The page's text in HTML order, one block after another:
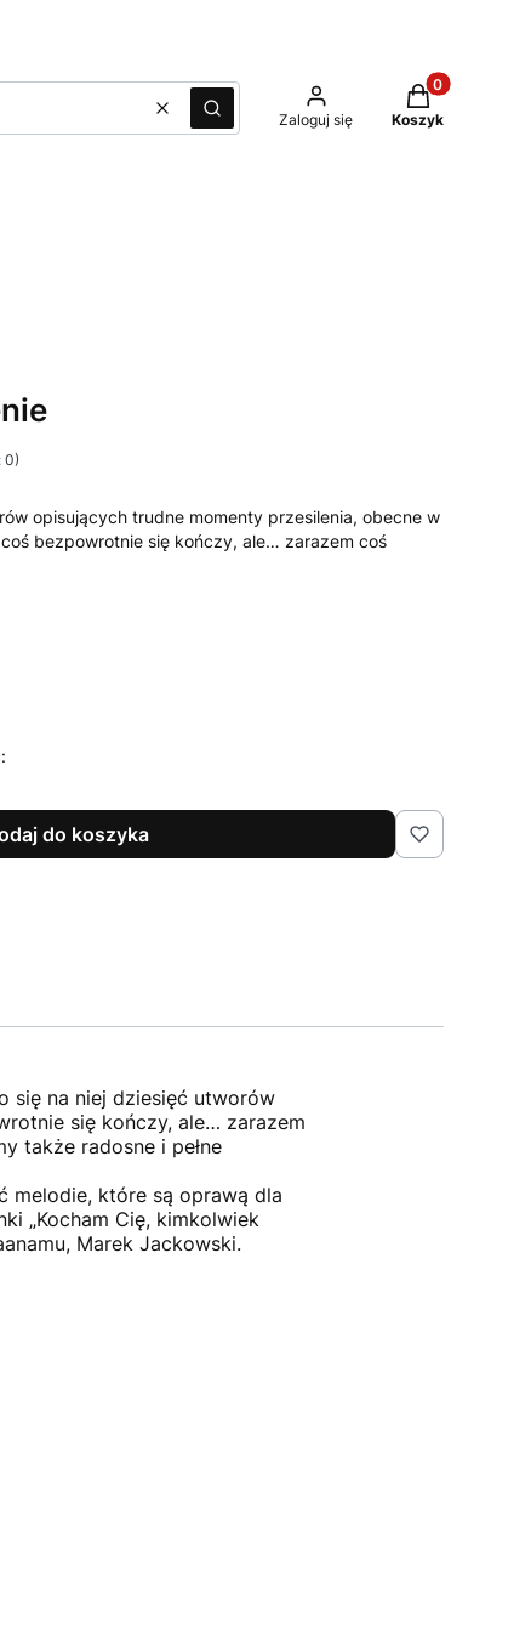
WyczyśćSzukaj Zaloguj się
Produkty w
Koszyk
0)
opisujących trudne momenty przesilenia, obecne w
bezpowrotnie się kończy, ale… zarazem coś
do koszyka
się na niej dziesięć utworów
się kończy, ale… zarazem
także radosne i pełne
melodie, które są oprawą dla
„Kocham Cię, kimkolwiek
Marek Jackowski.